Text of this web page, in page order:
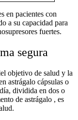
en pacientes con
a su capacidad para
fuertes.
segura
objetivo de salud y la
astrágalo cápsulas o
dividida en dos o
de astrágalo , es